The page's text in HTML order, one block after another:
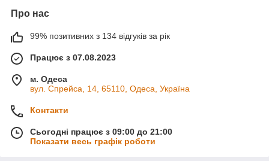
Про нас
99% позитивних з 134 відгуків за рік
Працює з 07.08.2023
м. Одеса
вул. Спрейса, 14, 65110, Одеса, Україна
Контакти
Сьогодні працює з 09:00 до 21:00
Показати весь графік роботи